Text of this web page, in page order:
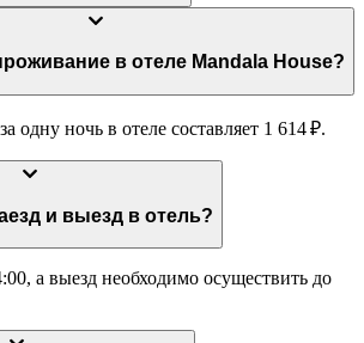
Сколько стоит проживание в отеле Mandala House?
одну ночь в отеле составляет 1 614 ₽.
В какое время заезд и выезд в отель?
а выезд необходимо осуществить до